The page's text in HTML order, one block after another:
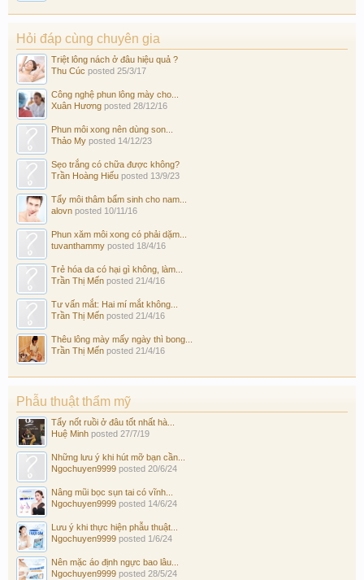
Hỏi đáp cùng chuyên gia
Triệt lông nách ở đâu hiệu quả ?
Thu Cúc posted 25/3/17
Công nghệ phun lông mày cho...
Xuân Hương posted 28/12/16
Phun môi xong nên dùng son...
Thảo My posted 14/12/23
Sẹo trắng có chữa được không?
Trần Hoàng Hiếu posted 13/9/23
Tẩy môi thâm bẩm sinh cho nam...
alovn posted 10/11/16
Phun xăm môi xong có phải dặm...
tuvanthammy posted 18/4/16
Trẻ hóa da có hại gì không, làm...
Trần Thị Mến posted 21/4/16
Tư vấn mắt: Hai mí mắt không...
Trần Thị Mến posted 21/4/16
Thêu lông mày mấy ngày thì bong...
Trần Thị Mến posted 21/4/16
Phẫu thuật thẩm mỹ
Tẩy nốt ruồi ở đâu tốt nhất hà...
Huệ Minh posted 27/7/19
Những lưu ý khi hút mỡ bạn cần...
Ngochuyen9999 posted 20/6/24
Nâng mũi bọc sụn tai có vĩnh...
Ngochuyen9999 posted 14/6/24
Lưu ý khi thực hiện phẫu thuật...
Ngochuyen9999 posted 1/6/24
Nên mặc áo định ngực bao lâu...
Ngochuyen9999 posted 28/5/24